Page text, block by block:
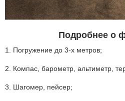
Подробнее о
1. Погружение до 3-х метров;
2. Компас, барометр, альтиметр,
3. Шагомер, пейсер;